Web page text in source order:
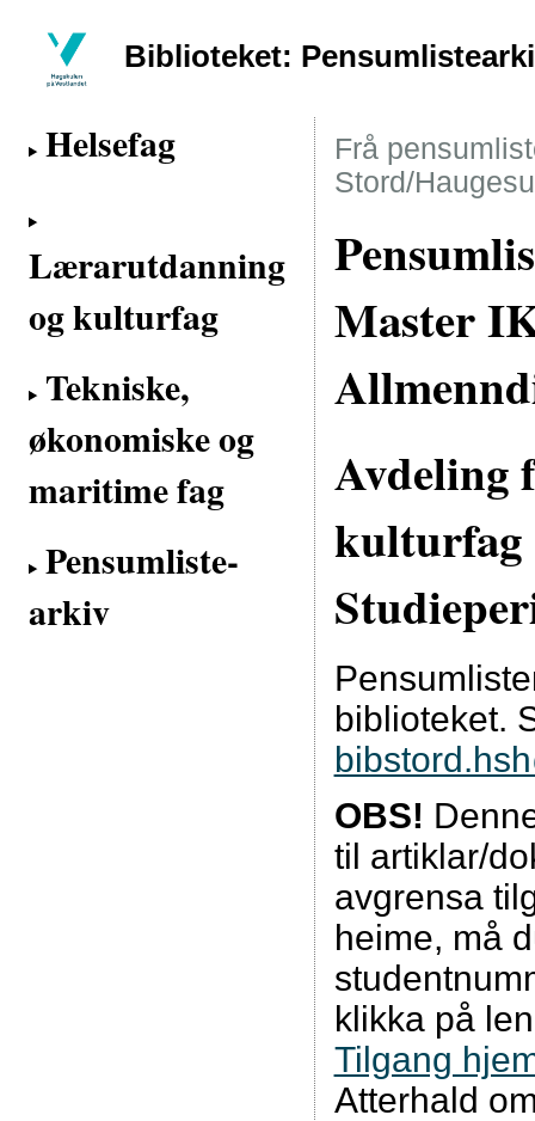
Biblioteket:
Helsefag
Lærarutdanning
og kulturfag
Tekniske,
økonomiske og
maritime fag
Pensumliste-
arkiv
Frå
Stord/
Master
Avdeling
kulturfag
biblioteket.
OBS!
til artiklar/
avgrensa
heime, må
klikka på
Tilgang
Atterhald